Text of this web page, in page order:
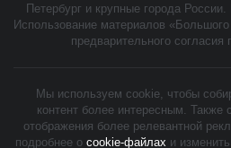
Петербург и крупные города
Использование материалов
предварительного согласия
Мы используем cookie, чтобы
контент более интересным. Также
отображения более релевантной
подробнее о cookie-файлах и